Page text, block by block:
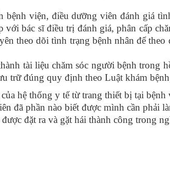
bệnh viện, điều dưỡng viên đánh giá
bác sĩ điều trị đánh giá, phân cấp
theo dõi tình trạng bệnh nhân để
tài liệu chăm sóc người bệnh trong
trữ đúng quy định theo Luật khám
hệ thống y tế từ trang thiết bị tại
đã phần nào biết được mình cần phải
đặt ra và gặt hái thành công trong